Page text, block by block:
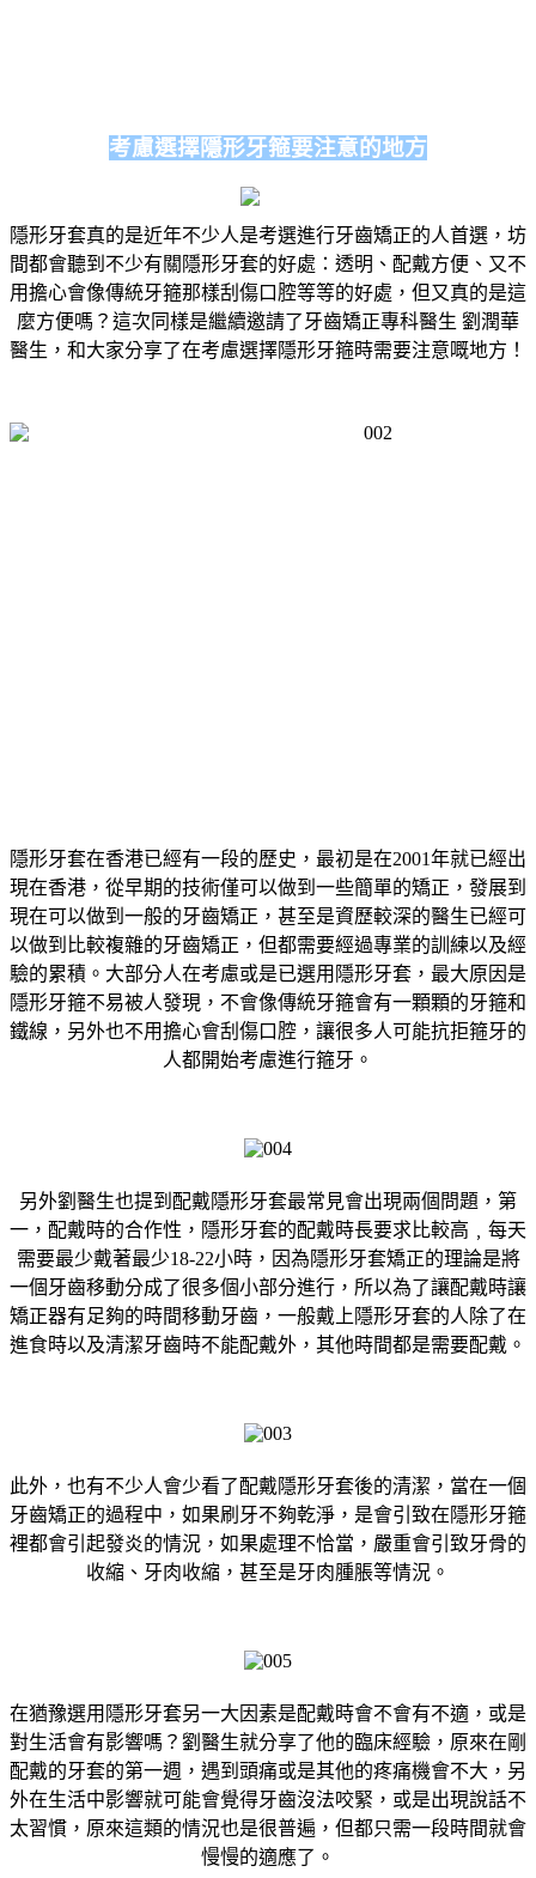
考慮選擇隱形牙箍要注意的地方
隱形牙套真的是近年不少人是考選進行牙齒矯正的人首選，坊
間都會聽到不少有關隱形牙套的好處：透明、配戴方便、又不
用擔心會像傳統牙箍那樣刮傷口腔等等的好處，但又真的是這
麼方便嗎？這次同樣是繼續邀請了牙齒矯正專科醫生 劉潤華
醫生，和大家分享了在考慮選擇隱形牙箍時需要注意嘅地方！
隱形牙套在香港已經有一段的歷史，最初是在2001年就已經出
現在香港，從早期的技術僅可以做到一些簡單的矯正，發展到
現在可以做到一般的牙齒矯正，甚至是資歷較深的醫生已經可
以做到比較複雜的牙齒矯正，但都需要經過專業的訓練以及經
驗的累積。大部分人在考慮或是已選用隱形牙套，最大原因是
隱形牙箍不易被人發現，不會像傳統牙箍會有一顆顆的牙箍和
鐵線，另外也不用擔心會刮傷口腔，讓很多人可能抗拒箍牙的
人都開始考慮進行箍牙。
另外劉醫生也提到配戴隱形牙套最常見會出現兩個問題，第
一，配戴時的合作性，隱形牙套的配戴時長要求比較高﹐每天
需要最少戴著最少18-22小時，因為隱形牙套矯正的理論是將
一個牙齒移動分成了很多個小部分進行，所以為了讓配戴時讓
矯正器有足夠的時間移動牙齒，一般戴上隱形牙套的人除了在
進食時以及清潔牙齒時不能配戴外，其他時間都是需要配戴。
此外，也有不少人會少看了配戴隱形牙套後的清潔，當在一個
牙齒矯正的過程中，如果刷牙不夠乾淨，是會引致在隱形牙箍
裡都會引起發炎的情況，如果處理不恰當，嚴重會引致牙骨的
收縮、牙肉收縮，甚至是牙肉腫脹等情況。
在猶豫選用隱形牙套另一大因素是配戴時會不會有不適，或是
對生活會有影響嗎？劉醫生就分享了他的臨床經驗，原來在剛
配戴的牙套的第一週，遇到頭痛或是其他的疼痛機會不大，另
外在生活中影響就可能會覺得牙齒沒法咬緊，或是出現說話不
太習慣，原來這類的情況也是很普遍，但都只需一段時間就會
慢慢的適應了。